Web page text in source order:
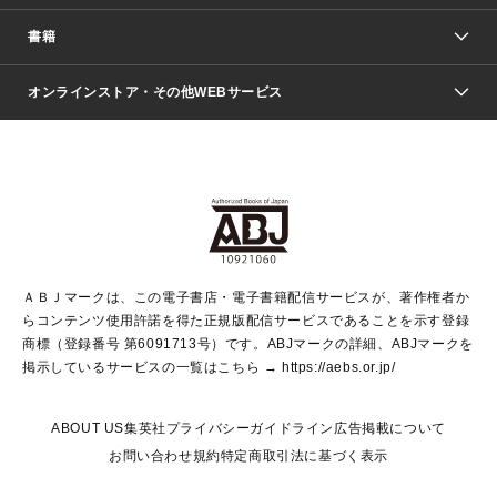
Vジャンプ
ジャンプルーキー！
ジャンプTOON
S-MANGA
集英社ジャンプリミックス
集英社コミック文庫
週刊ヤングジャンプ
ウルトラジャンプ
少女マンガ
リマコミ＋
マンガMeets
月刊オフィスユー
Seventeen
LEE
Marisol
T JAPAN:The New York Times Style Magazine
芸能・情報・スポーツ
パラスポ＋！
書籍
文芸・文庫・総合
青春と読書
アジア人物史
集英社新書
集英社新書プラス
よみタイ
ライトノベル・ノベライズ
集英社Webマガジン Cobalt
集英社オレンジ文庫
シフォン文庫
JUMP j BOOKS
集英社みらい文庫
S-KIDS.LAND
オンラインストア・その他WEBサービス
SHUEISHA MANGA-ART HERITAGE
HAPPY PLUS STORE
shueisha vox
SHOP Marisol
EDITOR'S LAB
ＡＢＪマークは、この電子書店・電子書籍配信サービスが、著作権者か
らコンテンツ使用許諾を得た正規版配信サービスであることを示す登録
商標（登録番号 第6091713号）です。ABJマークの詳細、ABJマークを
掲示しているサービスの一覧はこちら → https://aebs.or.jp/
ABOUT US集英社プライバシーガイドライン 広告掲載について
お問い合わせ規約特定商取引法に基づく表示